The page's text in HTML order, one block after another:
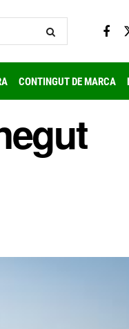
CONTINGUT DE MARCA